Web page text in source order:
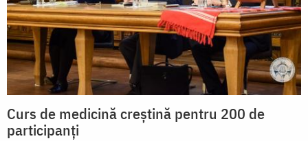
Curs de medicină creştină pentru 200 de
participanţi